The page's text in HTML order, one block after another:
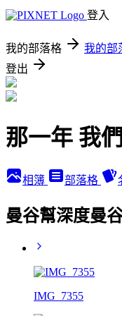
登入
我的部落格 我的部
登出
那一年 我
相簿 部落格
曼谷幫深度曼
IMG_7355